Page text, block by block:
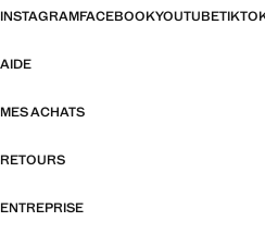
INSTAGRAMFACEBOOKYOUTUBE
AIDE
MES ACHATS
RETOURS
ENTREPRISE